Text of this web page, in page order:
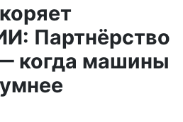
Партнёрство
когда машины